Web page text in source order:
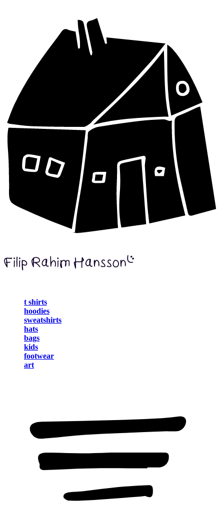
t shirts
hoodies
sweatshirts
hats
bags
kids
footwear
art